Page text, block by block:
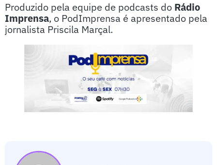
Produzido pela equipe de podcasts do Rádio
Imprensa, o PodImprensa é apresentado pela
jornalista Priscila Marçal.